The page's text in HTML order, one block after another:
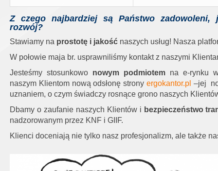
Z czego najbardziej są Państwo
rozwój?
Stawiamy na prostotę i jakość naszych usług! Nasza
W połowie maja br. usprawniliśmy kontakt z naszymi
Jesteśmy stosunkowo nowym podmiotem na e-rynku
naszym Klientom nową odsłonę strony ergokantor.pl –jej
uznaniem, o czym świadczy rosnące grono naszych
Dbamy o zaufanie naszych Klientów i bezpieczeństwo
nadzorowanym przez KNF i GIIF.
Klienci doceniają nie tylko nasz profesjonalizm, ale także